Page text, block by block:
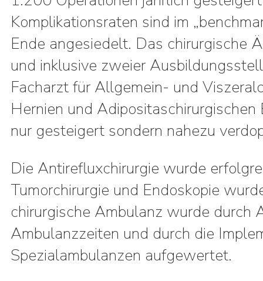
Komplikationsraten sind im
Ende angesiedelt. Das chirurgische
und inklusive zweier
Facharzt für Allgemein- und
Hernien und
nur gesteigert sondern nahezu
Die Antirefluxchirurgie wurde
Tumorchirurgie und Endoskopie
chirurgische Ambulanz wurde durch
Ambulanzzeiten und durch die
Spezialambulanzen aufgewertet.